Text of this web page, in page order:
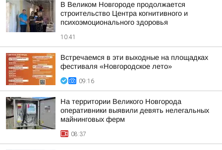
В Великом Новгороде продолжается
строительство Центра когнитивного и
психоэмоционального здоровья
10:41
Встречаемся в эти выходные на площадках
фестиваля «Новгородское лето»
09:16
На территории Великого Новгорода
оперативники выявили девять нелегальных
майнинговых ферм
08:37